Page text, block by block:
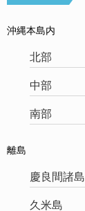
沖縄本島内
北部
中部
南部
離島
慶良間諸島
久米島